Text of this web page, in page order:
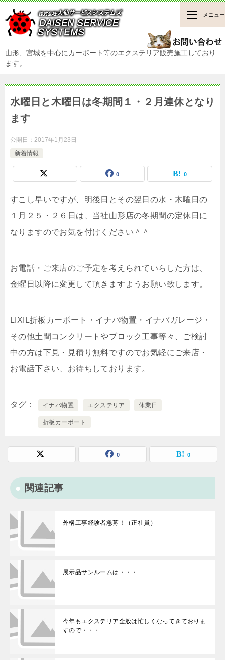
山形、宮城を中心にカーポート等のエクステリア販売施工しており
ます。
メニュー
水曜日と木曜日は冬期間１・２月連休となり
ます
公開日： 2017年1月23日
新着情報
0 0
すこし早いですが、明後日とその翌日の水・木曜日の
１月２５・２６日は、当社山形店の冬期間の定休日に
なりますのでお気を付けください＾＾
お電話・ご来店のご予定を考えられていらした方は、
金曜日以降に変更して頂きますようお願い致します。
LIXIL折板カーポート・イナバ物置・イナバガレージ・
その他土間コンクリートやブロック工事等々、ご検討
中の方は下見・見積り無料ですのでお気軽にご来店・
お電話下さい、お待ちしております。
タグ イナバ物置 エクステリア 休業日
折板カーポート
0 0
関連記事
外構工事経験者急募！（正社員）
展示品サンルームは・・・
今年もエクステリア全般は忙しくなってきておりま
すので・・・